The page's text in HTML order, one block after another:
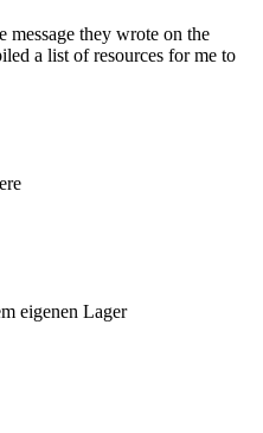
message they wrote on the
a list of resources for me to
eigenen Lager